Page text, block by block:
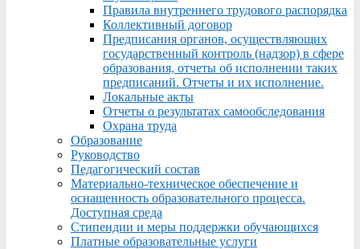
Правила внутреннего трудового распорядка
Коллективный договор
Предписания органов, осуществляющих
государственный контроль (надзор) в сфере
образования, отчеты об исполнении таких
предписаний. Отчеты и их исполнение.
Локальные акты
Отчеты о результатах самообследования
Охрана труда
Образование
Руководство
Педагогический состав
Материально-техническое обеспечение и
оснащенность образовательного процесса.
Доступная среда
Стипендии и меры поддержки обучающихся
Платные образовательные услуги